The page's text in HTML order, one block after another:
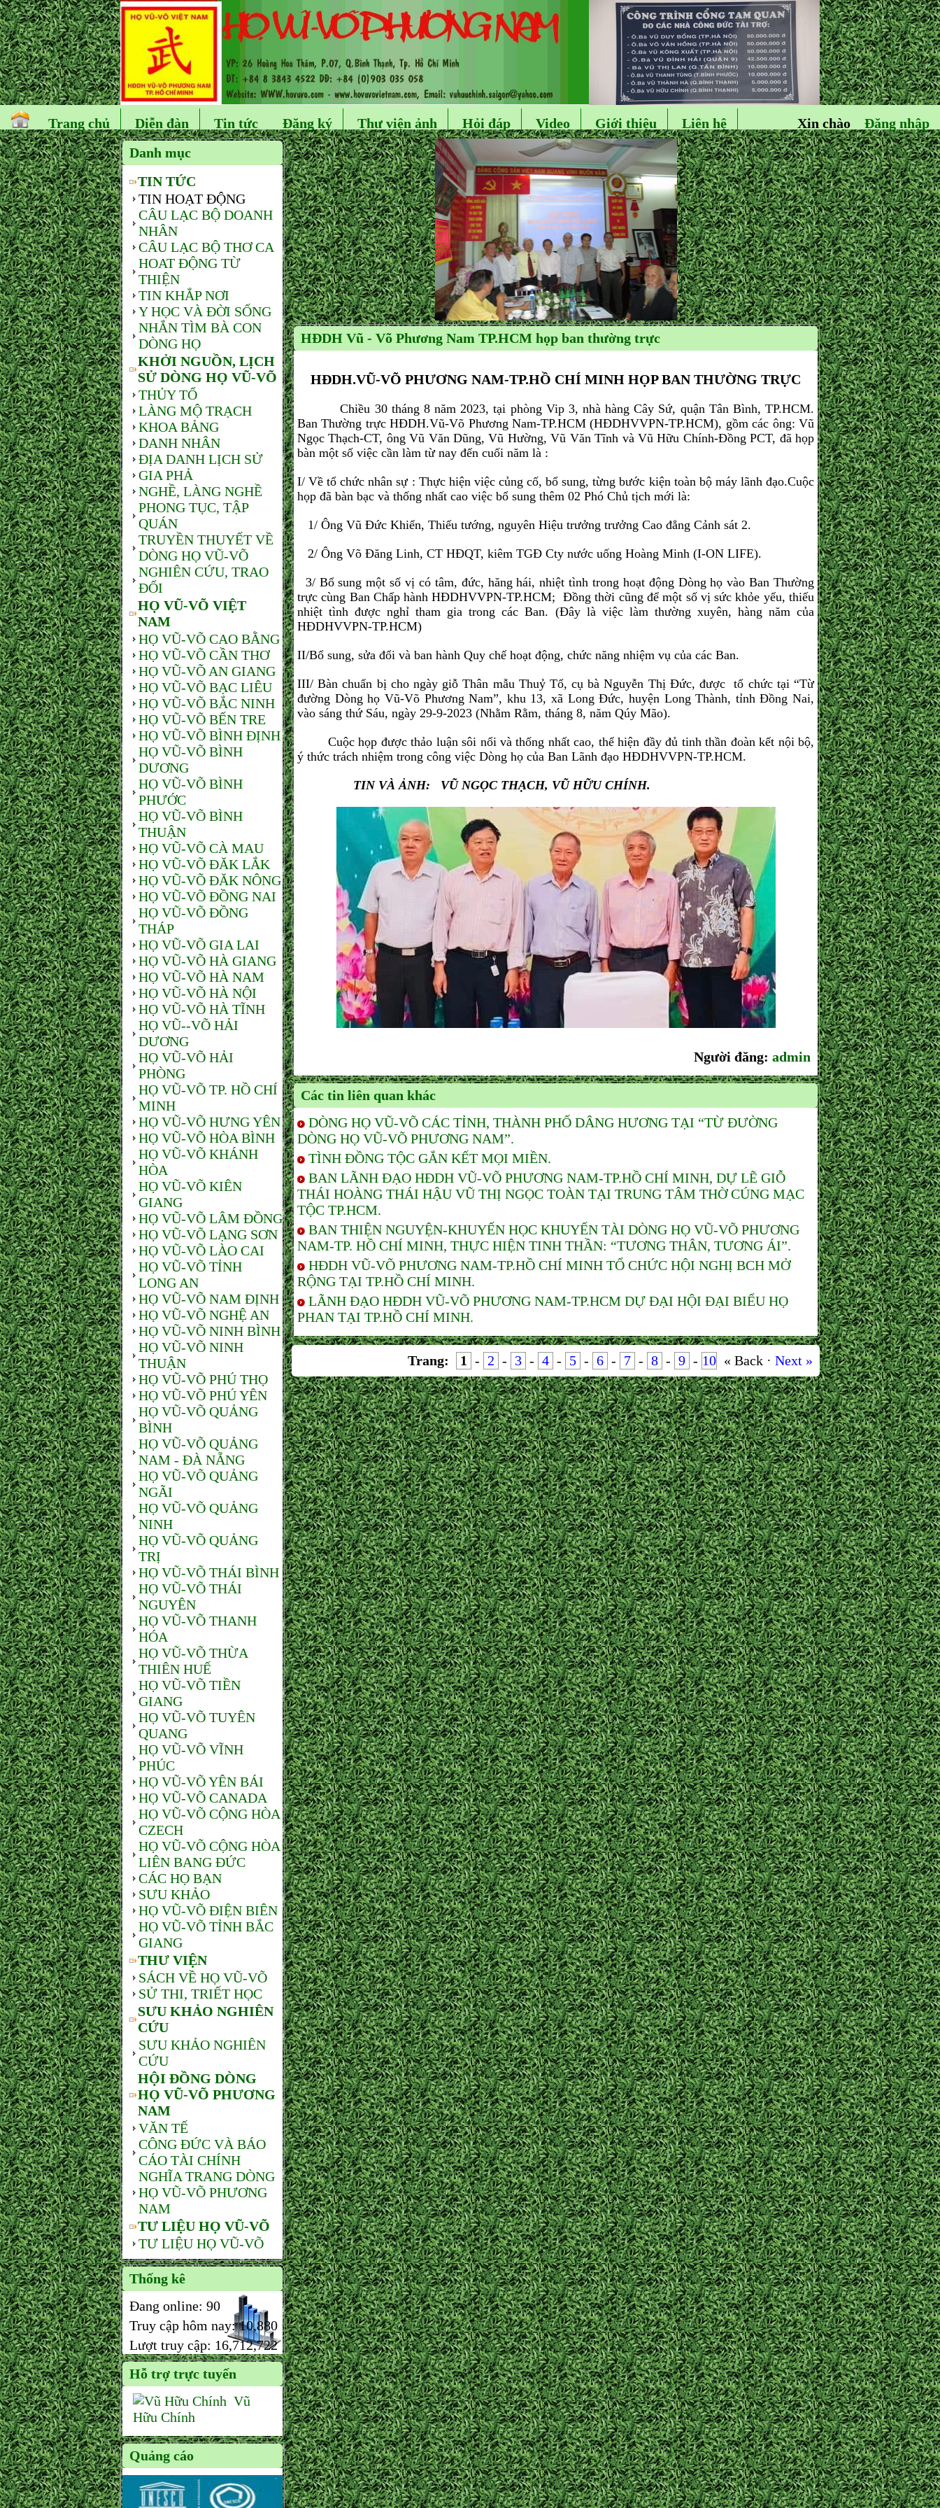
Trang chủ Diễn đàn Tin tức Đăng ký Thư viện ảnh Hỏi đáp Video Giới thiệu Liên hệ Đăng nhập
Xin chào
Danh mục
TIN TỨC
TIN HOẠT ĐỘNG
CÂU LẠC BỘ DOANH
NHÂN
CÂU LẠC BỘ THƠ CA
HOAT ĐỘNG TỪ
THIỆN
TIN KHẮP NƠI
Y HỌC VÀ ĐỜI SỐNG
NHẮN TÌM BÀ CON
DÒNG HỌ
KHỞI NGUỒN, LỊCH
SỬ DÒNG HỌ VŨ-VÕ
THỦY TỔ
LÀNG MỘ TRẠCH
KHOA BẢNG
DANH NHÂN
ĐỊA DANH LỊCH SỬ
GIA PHẢ
NGHỀ, LÀNG NGHỀ
PHONG TỤC, TẬP
QUÁN
TRUYỀN THUYẾT VỀ
DÒNG HỌ VŨ-VÕ
NGHIÊN CỨU, TRAO
ĐỔI
HỌ VŨ-VÕ VIỆT
NAM
HỌ VŨ-VÕ CAO BẰNG
HỌ VŨ-VÕ CẦN THƠ
HỌ VŨ-VÕ AN GIANG
HỌ VŨ-VÕ BẠC LIÊU
HỌ VŨ-VÕ BẮC NINH
HỌ VŨ-VÕ BẾN TRE
HỌ VŨ-VÕ BÌNH ĐỊNH
HỌ VŨ-VÕ BÌNH
DƯƠNG
HỌ VŨ-VÕ BÌNH
PHƯỚC
HỌ VŨ-VÕ BÌNH
THUẬN
HỌ VŨ-VÕ CÀ MAU
HỌ VŨ-VÕ ĐĂK LẮK
HỌ VŨ-VÕ ĐĂK NÔNG
HỌ VŨ-VÕ ĐỒNG NAI
HỌ VŨ-VÕ ĐỒNG
THÁP
HỌ VŨ-VÕ GIA LAI
HỌ VŨ-VÕ HÀ GIANG
HỌ VŨ-VÕ HÀ NAM
HỌ VŨ-VÕ HÀ NỘI
HỌ VŨ-VÕ HÀ TĨNH
HỌ VŨ--VÕ HẢI
DƯƠNG
HỌ VŨ-VÕ HẢI
PHÒNG
HỌ VŨ-VÕ TP. HỒ CHÍ
MINH
HỌ VŨ-VÕ HƯNG YÊN
HỌ VŨ-VÕ HÒA BÌNH
HỌ VŨ-VÕ KHÁNH
HÒA
HỌ VŨ-VÕ KIÊN
GIANG
HỌ VŨ-VÕ LÂM ĐỒNG
HỌ VŨ-VÕ LẠNG SƠN
HỌ VŨ-VÕ LÀO CAI
HỌ VŨ-VÕ TỈNH
LONG AN
HỌ VŨ-VÕ NAM ĐỊNH
HỌ VŨ-VÕ NGHỆ AN
HỌ VŨ-VÕ NINH BÌNH
HỌ VŨ-VÕ NINH
THUẬN
HỌ VŨ-VÕ PHÚ THỌ
HỌ VŨ-VÕ PHÚ YÊN
HỌ VŨ-VÕ QUẢNG
BÌNH
HỌ VŨ-VÕ QUẢNG
NAM - ĐÀ NẴNG
HỌ VŨ-VÕ QUẢNG
NGÃI
HỌ VŨ-VÕ QUẢNG
NINH
HỌ VŨ-VÕ QUẢNG
TRỊ
HỌ VŨ-VÕ THÁI BÌNH
HỌ VŨ-VÕ THÁI
NGUYÊN
HỌ VŨ-VÕ THANH
HÓA
HỌ VŨ-VÕ THỪA
THIÊN HUẾ
HỌ VŨ-VÕ TIỀN
GIANG
HỌ VŨ-VÕ TUYÊN
QUANG
HỌ VŨ-VÕ VĨNH
PHÚC
HỌ VŨ-VÕ YÊN BÁI
HỌ VŨ-VÕ CANADA
HỌ VŨ-VÕ CỘNG HÒA
CZECH
HỌ VŨ-VÕ CỘNG HÒA
LIÊN BANG ĐỨC
CÁC HỌ BẠN
SƯU KHẢO
HỌ VŨ-VÕ ĐIỆN BIÊN
HỌ VŨ-VÕ TỈNH BẮC
GIANG
THƯ VIỆN
SÁCH VỀ HỌ VŨ-VÕ
SỬ THI, TRIẾT HỌC
SƯU KHẢO NGHIÊN
CỨU
SƯU KHẢO NGHIÊN
CỨU
HỘI ĐỒNG DÒNG
HỌ VŨ-VÕ PHƯƠNG
NAM
VĂN TẾ
CÔNG ĐỨC VÀ BÁO
CÁO TÀI CHÍNH
NGHĨA TRANG DÒNG
HỌ VŨ-VÕ PHƯƠNG
NAM
TƯ LIỆU HỌ VŨ-VÕ
TƯ LIỆU HỌ VŨ-VÕ
Thống kê
Đang online: 90
Truy cập hôm nay:10,880
Lượt truy cập: 16,712,722
Hỗ trợ trực tuyến
Vũ
Hữu Chính
Quảng cáo
HĐDH Vũ - Võ Phương Nam TP.HCM họp ban thường trực
HĐDH.VŨ-VÕ PHƯƠNG NAM-TP.HỒ CHÍ MINH HỌP BAN THƯỜNG TRỰC
Chiều 30 tháng 8 năm 2023, tại phòng Vip 3, nhà hàng Cây Sứ, quận Tân Bình, TP.HCM.
Ban Thường trực HĐDH.Vũ-Võ Phương Nam-TP.HCM (HĐDHVVPN-TP.HCM), gồm các ông: Vũ
Ngọc Thạch-CT, ông Vũ Văn Dũng, Vũ Hường, Vũ Văn Tĩnh và Vũ Hữu Chính-Đồng PCT, đã họp
bàn một số việc cần làm từ nay đến cuối năm là :
I/ Về tổ chức nhân sự : Thực hiện việc củng cố, bổ sung, từng bước kiện toàn bộ máy lãnh đạo.Cuộc
họp đã bàn bạc và thống nhất cao việc bổ sung thêm 02 Phó Chủ tịch mới là:
1/ Ông Vũ Đức Khiển, Thiếu tướng, nguyên Hiệu trưởng trưởng Cao đẳng Cảnh sát 2.
2/ Ông Võ Đăng Linh, CT HĐQT, kiêm TGĐ Cty nước uống Hoàng Minh (I-ON LIFE).
3/ Bổ sung một số vị có tâm, đức, hăng hái, nhiệt tình trong hoạt động Dòng họ vào Ban Thường
trực cùng Ban Chấp hành HĐDHVVPN-TP.HCM; Đồng thời cũng để một số vị sức khỏe yếu, thiếu
nhiệt tình được nghỉ tham gia trong các Ban. (Đây là việc làm thường xuyên, hàng năm của
HĐDHVVPN-TP.HCM)
II/Bổ sung, sửa đổi và ban hành Quy chế hoạt động, chức năng nhiệm vụ của các Ban.
III/ Bàn chuẩn bị cho ngày giỗ Thân mẫu Thuỷ Tổ, cụ bà Nguyễn Thị Đức, được tổ chức tại “Từ
đường Dòng họ Vũ-Võ Phương Nam”, khu 13, xã Long Đức, huyện Long Thành, tỉnh Đồng Nai,
vào sáng thứ Sáu, ngày 29-9-2023 (Nhằm Rằm, tháng 8, năm Qúy Mão).
Cuộc họp được thảo luận sôi nổi và thống nhất cao, thể hiện đầy đủ tinh thần đoàn kết nội bộ,
ý thức trách nhiệm trong công việc Dòng họ của Ban Lãnh đạo HĐDHVVPN-TP.HCM.
TIN VÀ ẢNH: VŨ NGỌC THẠCH, VŨ HỮU CHÍNH.
Người đăng: admin
Các tin liên quan khác
DÒNG HỌ VŨ-VÕ CÁC TỈNH, THÀNH PHỐ DÂNG HƯƠNG TẠI “TỪ ĐƯỜNG
DÒNG HỌ VŨ-VÕ PHƯƠNG NAM”.
TÌNH ĐỒNG TỘC GẮN KẾT MỌI MIỀN.
BAN LÃNH ĐẠO HĐDH VŨ-VÕ PHƯƠNG NAM-TP.HỒ CHÍ MINH, DỰ LẼ GIỖ
THÁI HOÀNG THÁI HẬU VŨ THỊ NGỌC TOÀN TẠI TRUNG TÂM THỜ CÚNG MẠC
TỘC TP.HCM.
BAN THIỆN NGUYỆN-KHUYẾN HỌC KHUYẾN TÀI DÒNG HỌ VŨ-VÕ PHƯƠNG
NAM-TP. HỒ CHÍ MINH, THỰC HIỆN TINH THẦN: “TƯƠNG THÂN, TƯƠNG ÁI”.
HĐDH VŨ-VÕ PHƯƠNG NAM-TP.HỒ CHÍ MINH TỔ CHỨC HỘI NGHỊ BCH MỞ
RỘNG TẠI TP.HỒ CHÍ MINH.
LÃNH ĐẠO HĐDH VŨ-VÕ PHƯƠNG NAM-TP.HCM DỰ ĐẠI HỘI ĐẠI BIỂU HỌ
PHAN TẠI TP.HỒ CHÍ MINH.
Trang: 1 - 2 - 3 - 4 - 5 - 6 - 7 - 8 - 9 - 10 « Back · Next »